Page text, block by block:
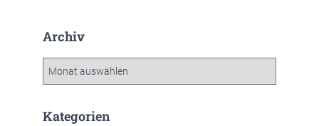
Archiv
h
Kategorien